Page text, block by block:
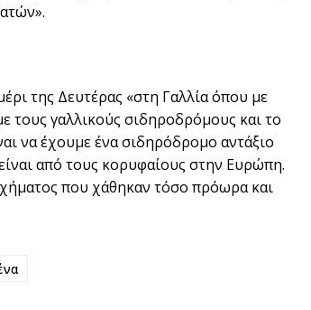
της Δευτέρας «στη Γαλλία όπου με
γαλλικούς σιδηροδρόμους και το
να έχουμε ένα σιδηρόδρομο αντάξιο
από τους κορυφαίους στην Ευρώπη.
που χάθηκαν τόσο πρόωρα και